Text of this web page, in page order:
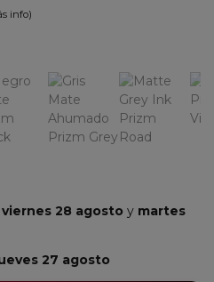
info)
viernes 28 agosto y martes
27 agosto